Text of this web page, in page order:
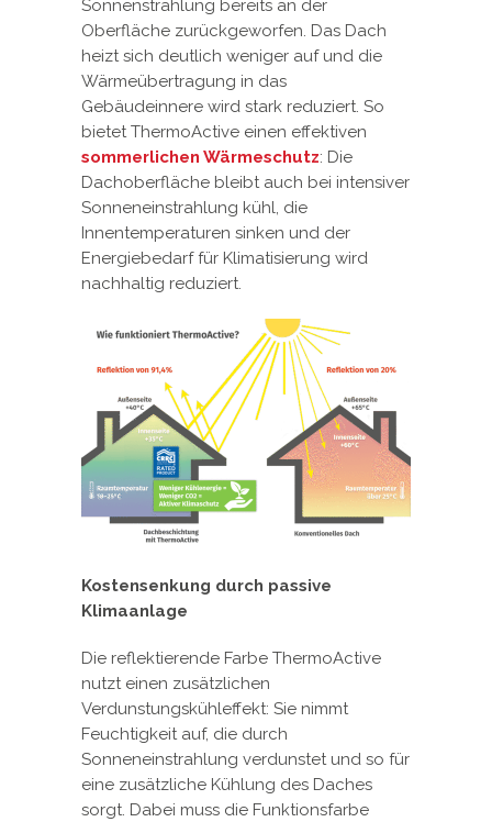
Sonnenstrahlung bereits an der
Oberfläche zurückgeworfen. Das Dach
heizt sich deutlich weniger auf und die
Wärmeübertragung in das
Gebäudeinnere wird stark reduziert. So
bietet ThermoActive einen effektiven
sommerlichen Wärmeschutz: Die
Dachoberfläche bleibt auch bei intensiver
Sonneneinstrahlung kühl, die
Innentemperaturen sinken und der
Energiebedarf für Klimatisierung wird
nachhaltig reduziert.
Kostensenkung durch passive
Klimaanlage
Die reflektierende Farbe ThermoActive
nutzt einen zusätzlichen
Verdunstungskühleffekt: Sie nimmt
Feuchtigkeit auf, die durch
Sonneneinstrahlung verdunstet und so für
eine zusätzliche Kühlung des Daches
sorgt. Dabei muss die Funktionsfarbe